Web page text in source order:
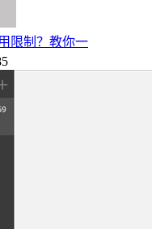
限制？教你一